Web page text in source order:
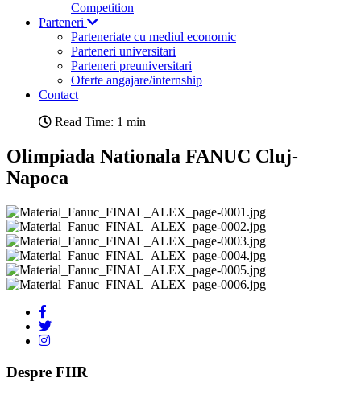
Competition
Parteneri
Parteneriate cu mediul economic
Parteneri universitari
Parteneri preuniversitari
Oferte angajare/internship
Contact
Read Time: 1 min
Olimpiada Nationala FANUC Cluj-
Napoca
Despre FIIR